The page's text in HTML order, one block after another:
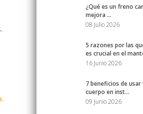
¿Qué es un freno
mejora ...
08 Julio 2026
5 razones por las
es crucial en el
16 Junio 2026
7 beneficios de
cuerpo en inst...
09 Junio 2026